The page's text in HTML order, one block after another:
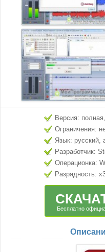
Версия:
Ограничения:
Язык: русский,
Разработчик:
Операционка:
Разрядность:
Бесплатно